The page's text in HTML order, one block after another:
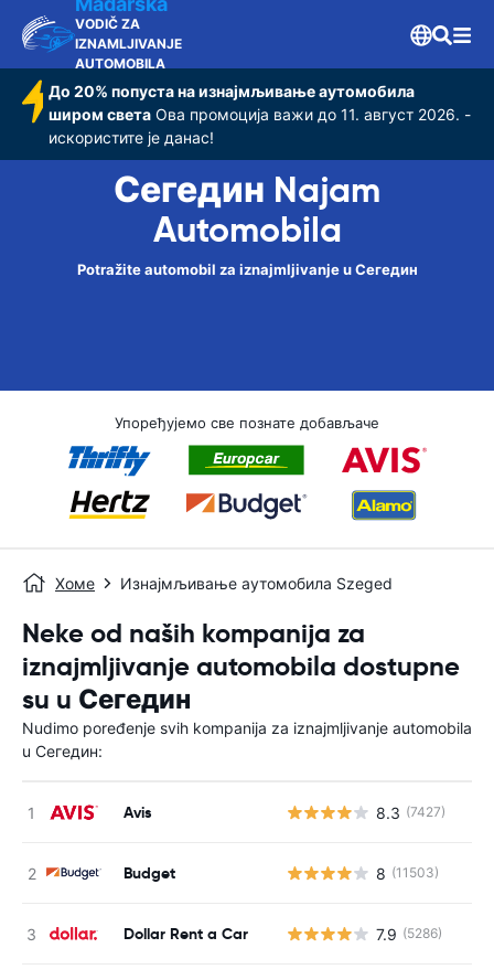
VODIČ ZA
IZNAMLJIVANJE
AUTOMOBILA
До 20% попуста на изнајмљивање аутомобила
широм света Ова промоција важи до 11. август 2026. -
искористите је данас!
Сегедин Najam
Automobila
Potražite automobil za iznajmljivanje u Сегедин
Упоређујемо све познате добављаче
Хоме Изнајмљивање аутомобила Szeged
Neke od naših kompanija za
iznajmljivanje automobila dostupne
su u Сегедин
Nudimo poređenje svih kompanija za iznajmljivanje automobila
u Сегедин:
Avis 8.3 (7427)
Budget 8 (11503)
Dollar Rent a Car 7.9 (5286)